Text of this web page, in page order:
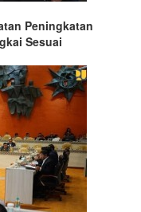
Peningkatan
Sesuai